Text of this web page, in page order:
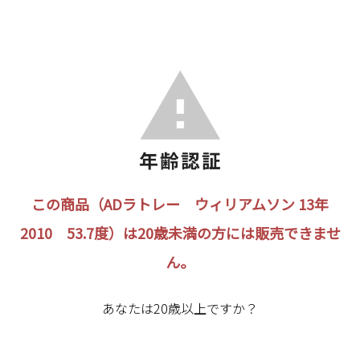
この商品（ADラトレー ウィリアムソン 13年
2010 53.7度）は20歳未満の方には販売できませ
ん。
あなたは20歳以上ですか？